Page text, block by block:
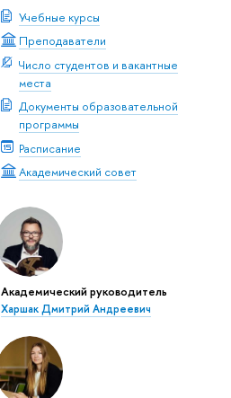
Учебные курсы
Преподаватели
Число студентов и вакантные
места
Документы образовательной
программы
Расписание
Академический совет
Академический руководитель
Харшак Дмитрий Андреевич